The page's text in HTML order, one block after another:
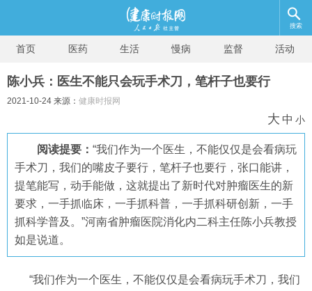
搜索
首页 医药 生活 慢病 监督 活动
陈小兵：医生不能只会玩手术刀，笔杆子也要行
2021-10-24 来源： 健康时报网
大 中 小
阅读提要： “我们作为一个医生，不能仅仅是会看病玩
手术刀，我们的嘴皮子要行，笔杆子也要行，张口能讲，
提笔能写，动手能做，这就提出了新时代对肿瘤医生的新
要求，一手抓临床，一手抓科普，一手抓科研创新，一手
抓科学普及。”河南省肿瘤医院消化内二科主任陈小兵教授
如是说道。
“我们作为一个医生，不能仅仅是会看病玩手术刀，我们